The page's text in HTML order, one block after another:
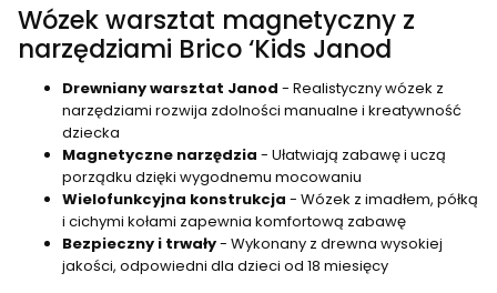
Wózek warsztat magnetyczny z
narzędziami Brico ‘Kids Janod
Drewniany warsztat Janod - Realistyczny wózek z
narzędziami rozwija zdolności manualne i kreatywność
dziecka
Magnetyczne narzędzia - Ułatwiają zabawę i uczą
porządku dzięki wygodnemu mocowaniu
Wielofunkcyjna konstrukcja - Wózek z imadłem, półką
i cichymi kołami zapewnia komfortową zabawę
Bezpieczny i trwały- Wykonany z drewna wysokiej
jakości, odpowiedni dla dzieci od 18 miesięcy